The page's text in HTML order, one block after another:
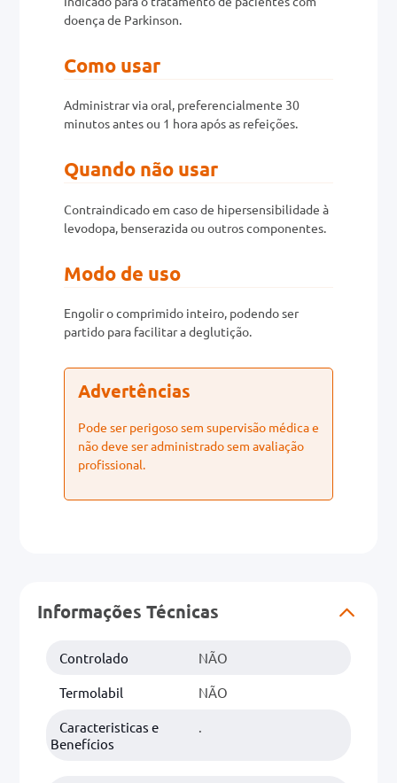
doença de Parkinson.
Como usar
Administrar via oral, preferencialmente 30
minutos antes ou 1 hora após as refeições.
Quando não usar
Contraindicado em caso de hipersensibilidade à
levodopa, benserazida ou outros componentes.
Modo de uso
Engolir o comprimido inteiro, podendo ser
partido para facilitar a deglutição.
Advertências
Pode ser perigoso sem supervisão médica e
não deve ser administrado sem avaliação
profissional.
Informações Técnicas
Controlado NÃO
Termolabil NÃO
Caracteristicas e
Benefícios